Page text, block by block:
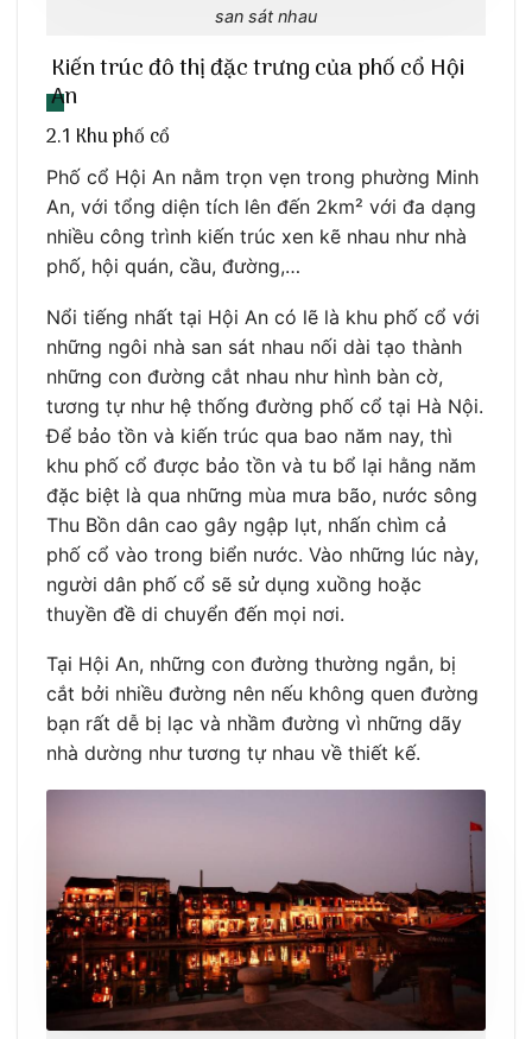
san sát nhau
Kiến trúc đô thị đặc trưng của phố cổ Hội
An
2.1 Khu phố cổ
Phố cổ Hội An nằm trọn vẹn trong phường Minh
An, với tổng diện tích lên đến 2km² với đa dạng
nhiều công trình kiến trúc xen kẽ nhau như nhà
phố, hội quán, cầu, đường,…
Nổi tiếng nhất tại Hội An có lẽ là khu phố cổ với
những ngôi nhà san sát nhau nối dài tạo thành
những con đường cắt nhau như hình bàn cờ,
tương tự như hệ thống đường phố cổ tại Hà Nội.
Để bảo tồn và kiến trúc qua bao năm nay, thì
khu phố cổ được bảo tồn và tu bổ lại hằng năm
đặc biệt là qua những mùa mưa bão, nước sông
Thu Bồn dân cao gây ngập lụt, nhấn chìm cả
phố cổ vào trong biển nước. Vào những lúc này,
người dân phố cổ sẽ sử dụng xuồng hoặc
thuyền đề di chuyển đến mọi nơi.
Tại Hội An, những con đường thường ngắn, bị
cắt bởi nhiều đường nên nếu không quen đường
bạn rất dễ bị lạc và nhầm đường vì những dãy
nhà dường như tương tự nhau về thiết kế.